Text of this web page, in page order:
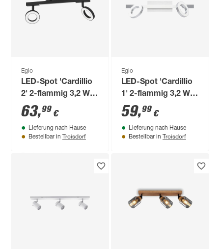
warmweiß bis
tageslichtweiß
89,
Produktdatenblatt
Eglo
LED-Spot 'Cardillio
2' 2-flammig 3,2 W
800 lm warmweiß
8,5 x 19,5 cm
63,99 €
Lieferung nach Hause
Bestellbar in Troisdorf
Eglo
LED-Spot 'Cardillio
1' 2-flammig 3,2 W
880 lm warmweiß
8,5 cm
59,99 €
Lieferung nach Hause
Bestellbar in Troisdorf